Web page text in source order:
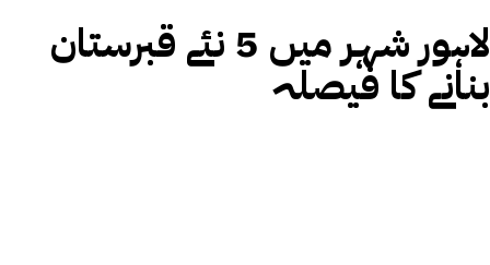
لاہور شہر میں 5 نئے قبرستان
بنانے کا فیصلہ